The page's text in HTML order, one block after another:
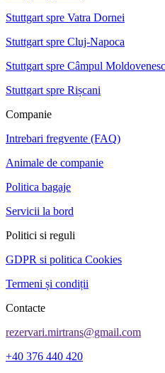
Stuttgart spre Vatra Dornei
Stuttgart spre Cluj-Napoca
Stuttgart spre Câmpul Moldovenesc
Stuttgart spre Rișcani
Companie
Intrebari fregvente (FAQ)
Animale de companie
Politica bagaje
Servicii la bord
Politici si reguli
GDPR si politica Cookies
Termeni și condiții
Contacte
rezervari.mirtrans@gmail.com
+40 376 440 420